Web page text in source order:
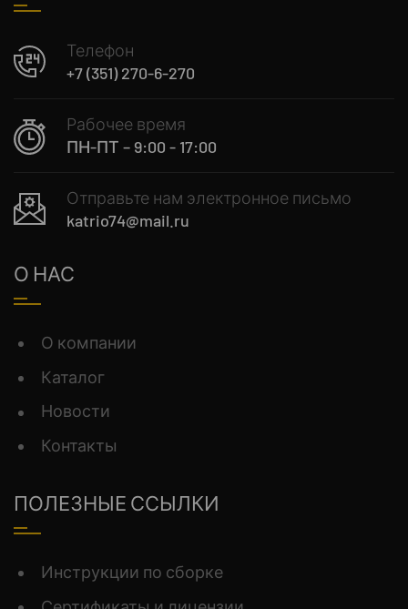
Телефон
+7 (351) 270-6-270
Рабочее время
ПН-ПТ – 9:00 - 17:00
Отправьте нам электронное письмо
katrio74@mail.ru
О НАС
О компании
Каталог
Новости
Контакты
ПОЛЕЗНЫЕ ССЫЛКИ
Инструкции по сборке